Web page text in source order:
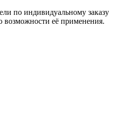
по индивидуальному заказу
возможности её применения.